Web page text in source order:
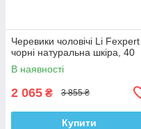
Черевики чоловічі Li Fexpert
чорні натуральна шкіра, 40
В наявності
2 065 ₴ 3 855 ₴
Купити